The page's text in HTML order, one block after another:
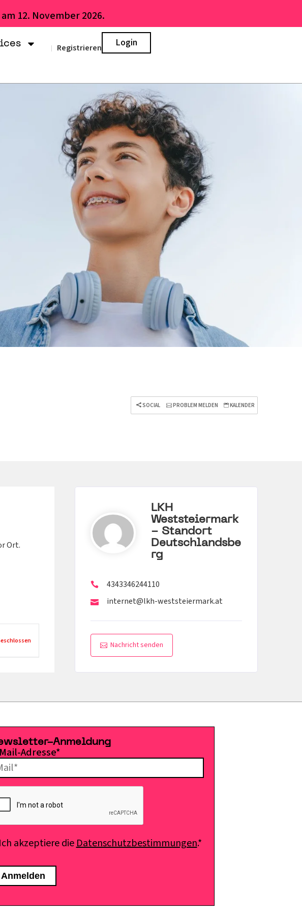
am 12. November 2026.
| Registrieren Login
SOCIAL PROBLEM MELDEN KALENDER
Ort.
LKH
Weststeiermark
- Standort
Deutschlandsbe
Rg
4343346244110
internet@lkh-weststeiermark.at
Nachricht senden
Anmeldung
Adresse*
akzeptiere dieDatenschutzbestimmungen.*